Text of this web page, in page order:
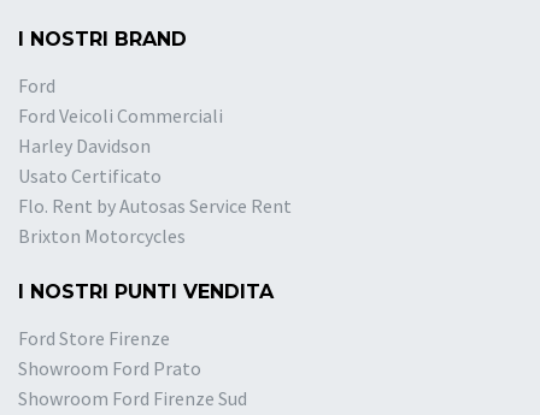
I NOSTRI BRAND
Ford
Ford Veicoli Commerciali
Harley Davidson
Usato Certificato
Flo. Rent by Autosas Service Rent
Brixton Motorcycles
I NOSTRI PUNTI VENDITA
Ford Store Firenze
Showroom Ford Prato
Showroom Ford Firenze Sud